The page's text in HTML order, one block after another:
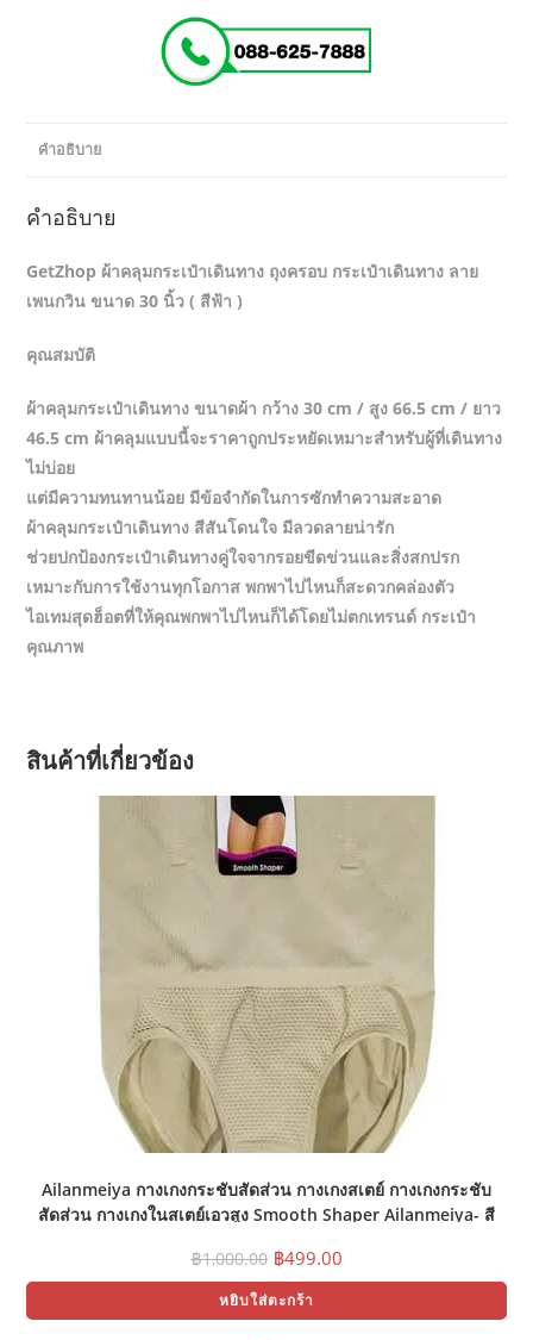
คำอธิบาย
คำอธิบาย
GetZhop ผ้าคลุมกระเป๋าเดินทาง ถุงครอบ กระเป๋าเดินทาง ลาย
เพนกวิน ขนาด 30 นิ้ว ( สีฟ้า )
คุณสมบัติ
ผ้าคลุมกระเป๋าเดินทาง ขนาดผ้า กว้าง 30 cm / สูง 66.5 cm / ยาว
46.5 cm ผ้าคลุมแบบนี้จะราคาถูกประหยัดเหมาะสำหรับผู้ที่เดินทาง
ไม่บ่อย
แต่มีความทนทานน้อย มีข้อจำกัดในการซักทำความสะอาด
ผ้าคลุมกระเป๋าเดินทาง สีสันโดนใจ มีลวดลายน่ารัก
ช่วยปกป้องกระเป๋าเดินทางคู่ใจจากรอยขีดข่วนและสิ่งสกปรก
เหมาะกับการใช้งานทุกโอกาส พกพาไปไหนก็สะดวกคล่องตัว
ไอเทมสุดฮ็อตที่ให้คุณพกพาไปไหนก็ได้โดยไม่ตกเทรนด์ กระเป๋า
คุณภาพ
สินค้าที่เกี่ยวข้อง
Ailanmeiya กางเกงกระชับสัดส่วน กางเกงสเตย์ กางเกงกระชับ
สัดส่วน กางเกงในสเตย์เอวสูง Smooth Shaper Ailanmeiya- สี
฿1,000.00 Original
price
was:
฿1,000.00.
฿499.00Current
price
฿499.00.
หยิบใส่ตะกร้า